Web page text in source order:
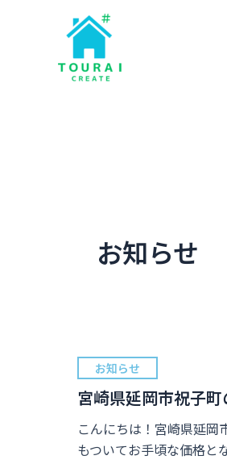
お知らせ
お知らせ
宮崎県延岡市祝子
こんにちは！宮崎県延
もついてお手頃な価格
稿
ペ